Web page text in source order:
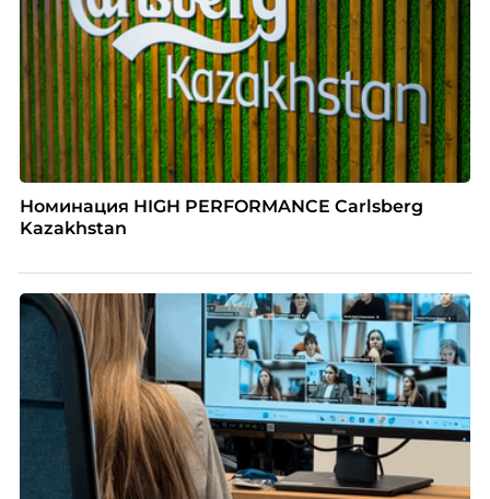
Номинация HIGH PERFORMANCE Carlsberg
Kazakhstan